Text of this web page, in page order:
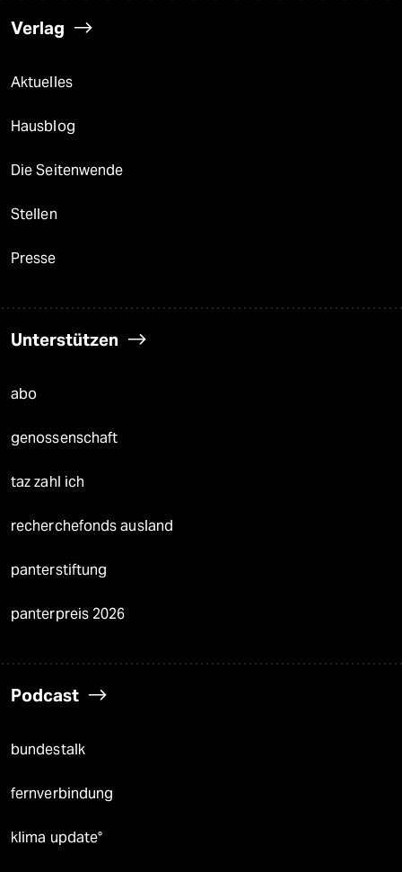
Verlag
Aktuelles
Hausblog
Die Seitenwende
Stellen
Presse
Unterstützen
abo
genossenschaft
taz zahl ich
recherchefonds ausland
panterstiftung
panterpreis 2026
Podcast
bundestalk
fernverbindung
klima update°